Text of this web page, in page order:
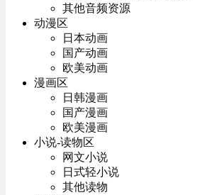
其他音频资源
动漫区
日本动画
国产动画
欧美动画
漫画区
日韩漫画
国产漫画
欧美漫画
小说-读物区
网文小说
日式轻小说
其他读物